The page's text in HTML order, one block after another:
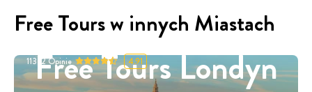
Free Tours w innych Miastach
Free Tours Londyn
11332Opinie 4.91